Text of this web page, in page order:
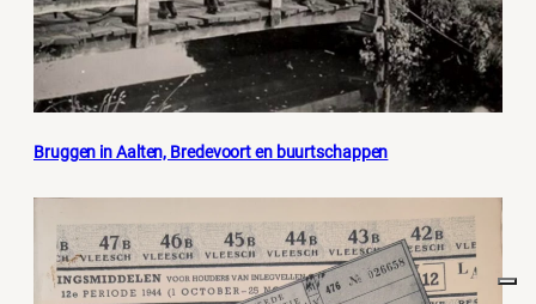
Bruggen in Aalten, Bredevoort en buurtschappen